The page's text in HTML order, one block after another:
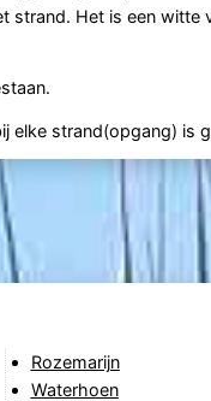
strand. Het is een witte
elke strand(opgang) is
Rozemarijn
Waterhoen